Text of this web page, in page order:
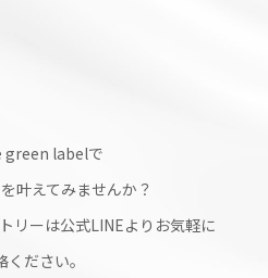
labelで
叶えてみませんか？
リーは公式LINEよりお気軽に
ください。